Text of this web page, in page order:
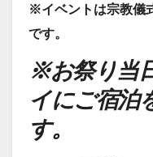
※イベントは宗教儀
です。
※お祭り当
イにご宿泊
す。